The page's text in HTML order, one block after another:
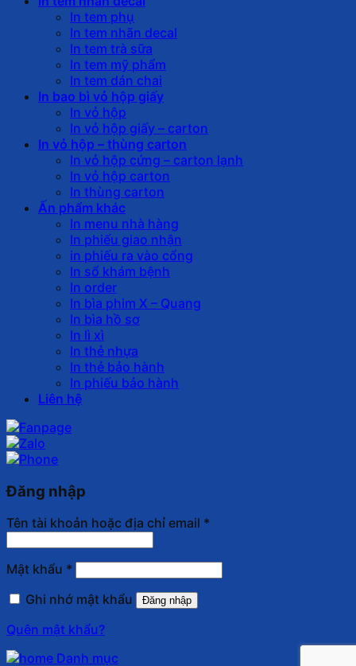
In tem phụ
In tem nhãn decal
In tem trà sữa
In tem mỹ phẩm
In tem dán chai
In bao bì vỏ hộp giấy
In vỏ hộp
In vỏ hộp giấy – carton
In vỏ hộp – thùng carton
In vỏ hộp cứng – carton lạnh
In vỏ hộp carton
In thùng carton
Ấn phẩm khác
In menu nhà hàng
In phiếu giao nhận
in phiếu ra vào cổng
In sổ khám bệnh
In order
In bìa phim X – Quang
In bìa hồ sơ
In lì xì
In thẻ nhựa
In thẻ bảo hành
In phiếu bảo hành
Liên hệ
Đăng nhập
Tên tài khoản hoặc địa chỉ email *
Mật khẩu *
Ghi nhớ mật khẩu
Đăng nhập
Quên mật khẩu?
Danh mục